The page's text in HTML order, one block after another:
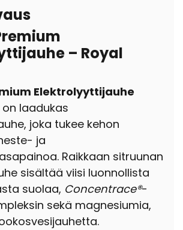
– Royal
Elektrolyyttijauhe
on laadukas
joka tukee kehon
ja
Raikkaan sitruunan
sisältää viisi luonnollista
suolaa, Concentrace®-
sekä magnesiumia,